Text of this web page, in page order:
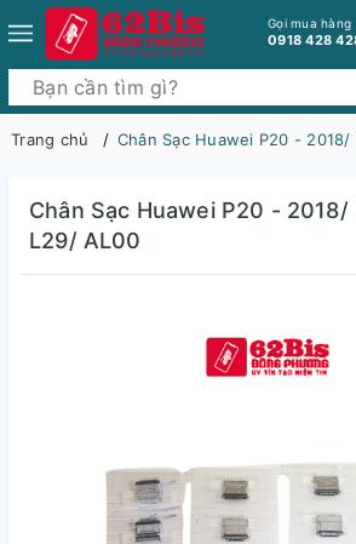
Gọi mua hàng
0918 428
Trang chủ Chân Sạc Huawei P20 -
Chân Sạc Huawei P20 -
L29/ AL00